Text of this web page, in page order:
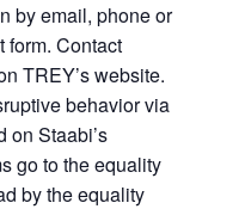
by email, phone or
form. Contact
TREY’s website.
behavior via
on Staabi’s
go to the equality
by the equality